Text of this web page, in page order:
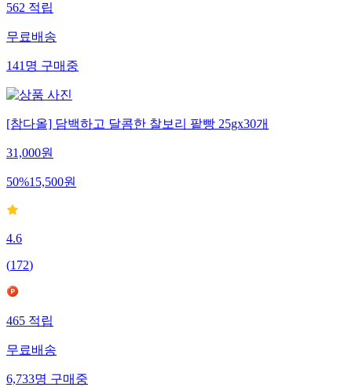
562 적립
무료배송
141 명 구매중
[참다올] 담백하고 달콤한 찰보리 팥빵 25gx30개
31,000원
50%15,500원
4.6
(172)
465 적립
무료배송
6,733명 구매중